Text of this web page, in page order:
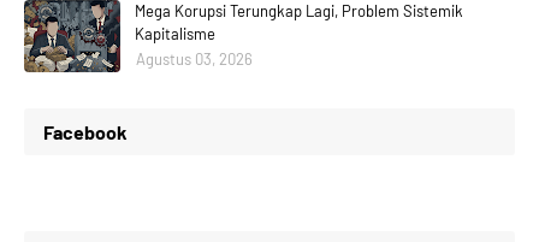
Mega Korupsi Terungkap Lagi, Problem Sistemik
Kapitalisme
Agustus 03, 2026
Facebook